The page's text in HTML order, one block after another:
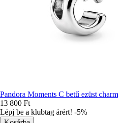
Pandora Moments C betű ezüst charm
13 800 Ft
Lépj be a klubtag árért! -5%